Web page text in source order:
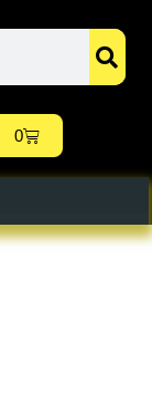
0